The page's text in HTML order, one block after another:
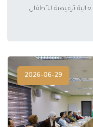
ترفيهية للأطفال
2026-06-29